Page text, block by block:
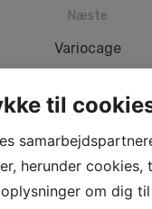
Næste
Næste
indlæg:
Variocage
– Din lokale ekspert i
til
herunder cookies,
om dig